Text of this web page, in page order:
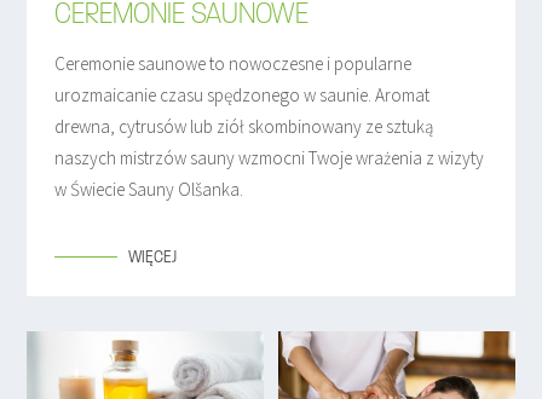
CEREMONIE SAUNOWE
Ceremonie saunowe to nowoczesne i popularne
urozmaicanie czasu spędzonego w saunie. Aromat
drewna, cytrusów lub ziół skombinowany ze sztuką
naszych mistrzów sauny wzmocni Twoje wrażenia z wizyty
w Świecie Sauny Olšanka.
WIĘCEJ